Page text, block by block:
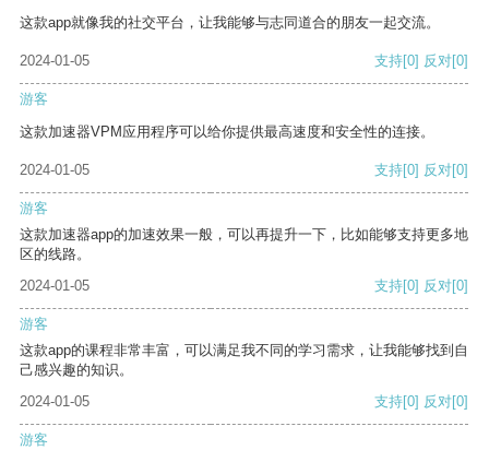
这款app就像我的社交平台，让我能够与志同道合的朋友一起交流。
2024-01-05 支持[0] 反对[0]
游客
这款加速器VPM应用程序可以给你提供最高速度和安全性的连接。
2024-01-05 支持[0] 反对[0]
游客
这款加速器app的加速效果一般，可以再提升一下，比如能够支持更多地
区的线路。
2024-01-05
支持[0] 反对[0]
游客
这款app的课程非常丰富，可以满足我不同的学习需求，让我能够找到自
己感兴趣的知识。
2024-01-05
支持[0] 反对[0]
游客